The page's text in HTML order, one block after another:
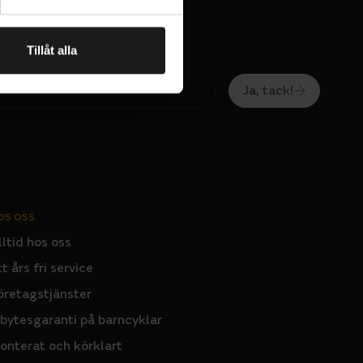
Tillåt alla
Ja, tack!
OSS
hos oss
års fri service
på barncyklar
och körklart